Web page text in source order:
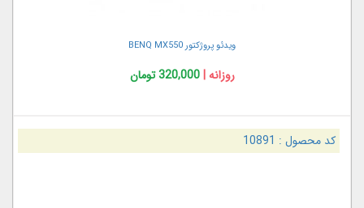
ویدئو پروژکتور BENQ MX550
روزانه |320,000 تومان
کد محصول : 10891